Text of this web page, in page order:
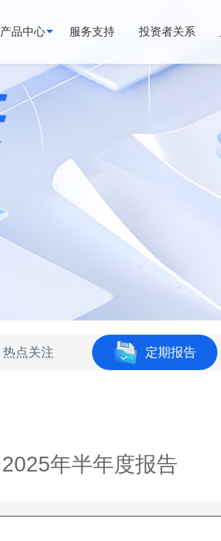
产品中心 服务支持 投资者关系
热点关注 定期报告
2025年半年度报告